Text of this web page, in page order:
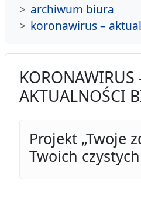
archiwum biura
koronawirus –
KORONAWIRUS
AKTUALNOŚCI
Projekt „Twoje
Twoich